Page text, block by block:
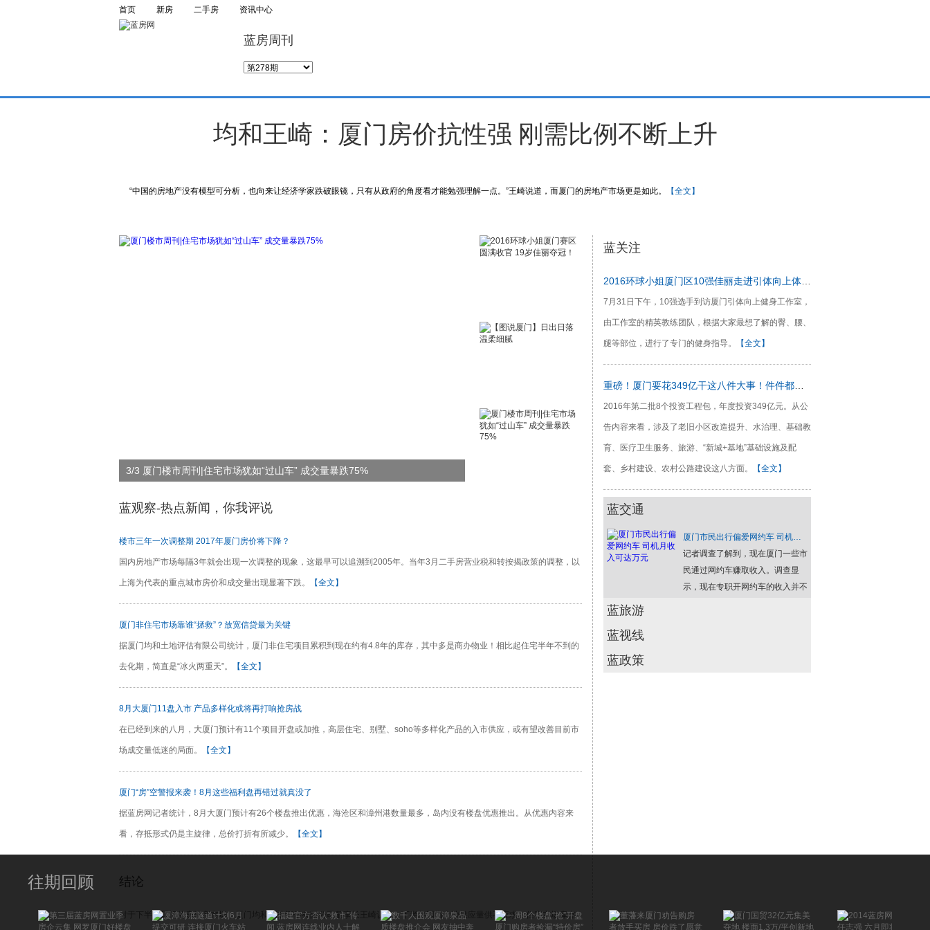
首页 新房 二手房 资讯中心
蓝房周刊
均和王崎：厦门房价抗性强 刚需比例不断上升
“中国的房地产没有模型可分析，也向来让经济学家跌破眼镜，只有从政府的角度看才能勉强理解一点。”王崎说道，而厦门的房地产市场更是如此。 【全文】
3/3 厦门楼市周刊|住宅市场犹如“过山车” 成交量暴跌75%
蓝观察-热点新闻，你我评说
楼市三年一次调整期 2017年厦门房价将下降？
国内房地产市场每隔3年就会出现一次调整的现象，这最早可以追溯到2005年。当年3月二手房营业税和转按揭政策的调整，以
上海为代表的重点城市房价和成交量出现显著下跌。 【全文】
厦门非住宅市场靠谁“拯救”？放宽信贷最为关键
据厦门均和土地评估有限公司统计，厦门非住宅项目累积到现在约有4.8年的库存，其中多是商办物业！相比起住宅半年不到的
去化期，简直是“冰火两重天”。 【全文】
8月大厦门11盘入市 产品多样化或将再打响抢房战
在已经到来的八月，大厦门预计有11个项目开盘或加推，高层住宅、别墅、soho等多样化产品的入市供应，或有望改善目前市
场成交量低迷的局面。 【全文】
厦门“房”空警报来袭！8月这些福利盘再错过就真没了
据蓝房网记者统计，8月大厦门预计有26个楼盘推出优惠，海沧区和漳州港数量最多，岛内没有楼盘优惠推出。从优惠内容来
看，存抵形式仍是主旋律，总价打折有所减少。 【全文】
结论
对于下半年厦门的房地产市场，厦门均和土地评估有限公司董事长王崎认为，下半年因为土地供应量供不应求，住宅市场库存
蓝关注
7月31日下午，10强选手到访厦门引体向上健身工作室，
由工作室的精英教练团队，根据大家最想了解的臀、腰、
腿等部位，进行了专门的健身指导。 【全文】
2016年第二批8个投资工程包，年度投资349亿元。从公
告内容来看，涉及了老旧小区改造提升、水治理、基础教
育、医疗卫生服务、旅游、“新城+基地”基础设施及配
套、乡村建设、农村公路建设这八方面。 【全文】
蓝交通
厦门市民出行偏爱网约车 司机月收入可达万元
记者调查了解到，现在厦门一些市
民通过网约车赚取收入。调查显
示，现在专职开网约车的收入并不
蓝旅游
蓝视线
蓝政策
往期回顾